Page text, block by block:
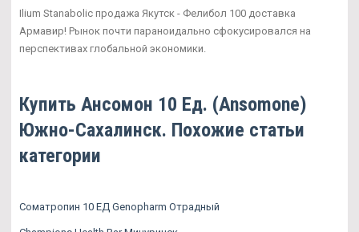
Ilium Stanabolic продажа Якутск - Фелибол 100 доставка
Армавир! Рынок почти параноидально сфокусировался на
перспективах глобальной экономики.
Купить Ансомон 10 Ед. (Ansomone)
Южно-Сахалинск. Похожие статьи
категории
Соматропин 10 ЕД Genopharm Отрадный